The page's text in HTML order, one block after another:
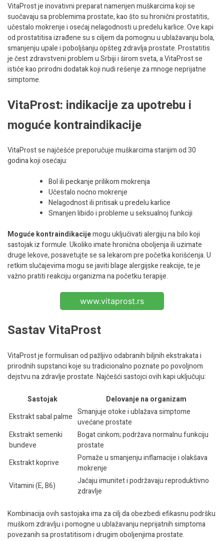
VitaProst je inovativni preparat namenjen muškarcima koji se
suočavaju sa problemima prostate, kao što su hronični prostatitis,
učestalo mokrenje i osećaj nelagodnosti u predelu karlice. Ove kapi
od prostatitisa izrađene su s ciljem da pomognu u ublažavanju bola,
smanjenju upale i poboljšanju opšteg zdravlja prostate. Prostatitis
je čest zdravstveni problem u Srbiji i širom sveta, a VitaProst se
ističe kao prirodni dodatak koji nudi rešenje za mnoge neprijatne
simptome.
VitaProst: indikacije za upotrebu i
moguće kontraindikacije
VitaProst se najčešće preporučuje muškarcima starijim od 30
godina koji osećaju:
Bol ili peckanje prilikom mokrenja
Učestalo noćno mokrenje
Nelagodnost ili pritisak u predelu karlice
Smanjen libido i probleme u seksualnoj funkciji
Moguće kontraindikacijemogu uključivati alergiju na bilo koji
sastojak iz formule. Ukoliko imate hronična oboljenja ili uzimate
druge lekove, posavetujte se sa lekarom pre početka korišćenja. U
retkim slučajevima mogu se javiti blage alergijske reakcije, te je
važno pratiti reakciju organizma na početku terapije.
www.vitaprost.rs
Sastav VitaProst
VitaProst je formulisan od pažljivo odabranih biljnih ekstrakata i
prirodnih supstanci koje su tradicionalno poznate po povoljnom
dejstvu na zdravlje prostate. Najčešći sastojci ovih kapi uključuju:
Sastojak
Delovanje na organizam
Ekstrakt sabal palme Smanjuje otoke i ublažava simptome
uvećane prostate
Ekstrakt semenki
bundeve
Bogat cinkom; podržava normalnu funkciju
prostate
Ekstrakt koprive
Pomaže u smanjenju inflamacije i olakšava
mokrenje
Vitamini (E, B6)
Jačaju imunitet i podržavaju reproduktivno
zdravlje
Kombinacija ovih sastojaka ima za cilj da obezbedi efikasnu podršku
muškom zdravlju i pomogne u ublažavanju neprijatnih simptoma
povezanih sa prostatitisom i drugim oboljenjima prostate.